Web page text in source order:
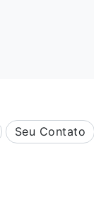
Seu Contato